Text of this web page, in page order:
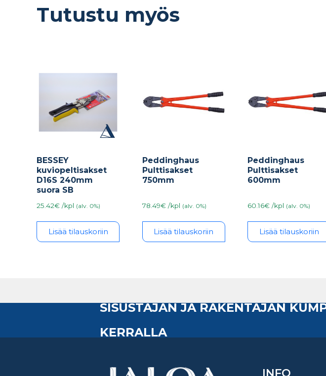
Tutustu myös
BESSEY
kuviopeltisakset
D16S 240mm
suora SB
25.42€ /kpl (alv. 0%)
Lisää tilauskoriin
Peddinghaus
Pulttisakset
750mm
78.49€ /kpl (alv. 0%)
Lisää tilauskoriin
Peddinghaus
Pulttisakset
600mm
60.16€ /kpl (alv. 0%)
Lisää tilauskoriin
SISUSTAJAN JA RAKENTAJAN
KERRALLA